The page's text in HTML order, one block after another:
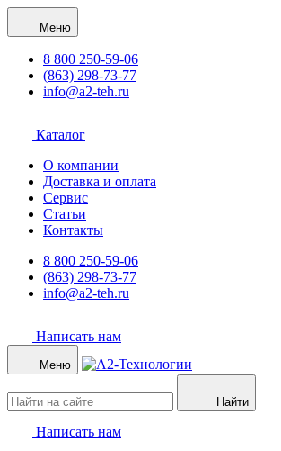
Меню
8 800 250-59-06
(863) 298-73-77
info@a2-teh.ru
Каталог
О компании
Доставка и оплата
Сервис
Статьи
Контакты
8 800 250-59-06
(863) 298-73-77
info@a2-teh.ru
Написать нам
Меню
Найти
Написать нам